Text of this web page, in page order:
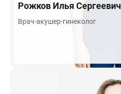
Рожков Илья Сергеевич
Врач-акушер-гинеколог